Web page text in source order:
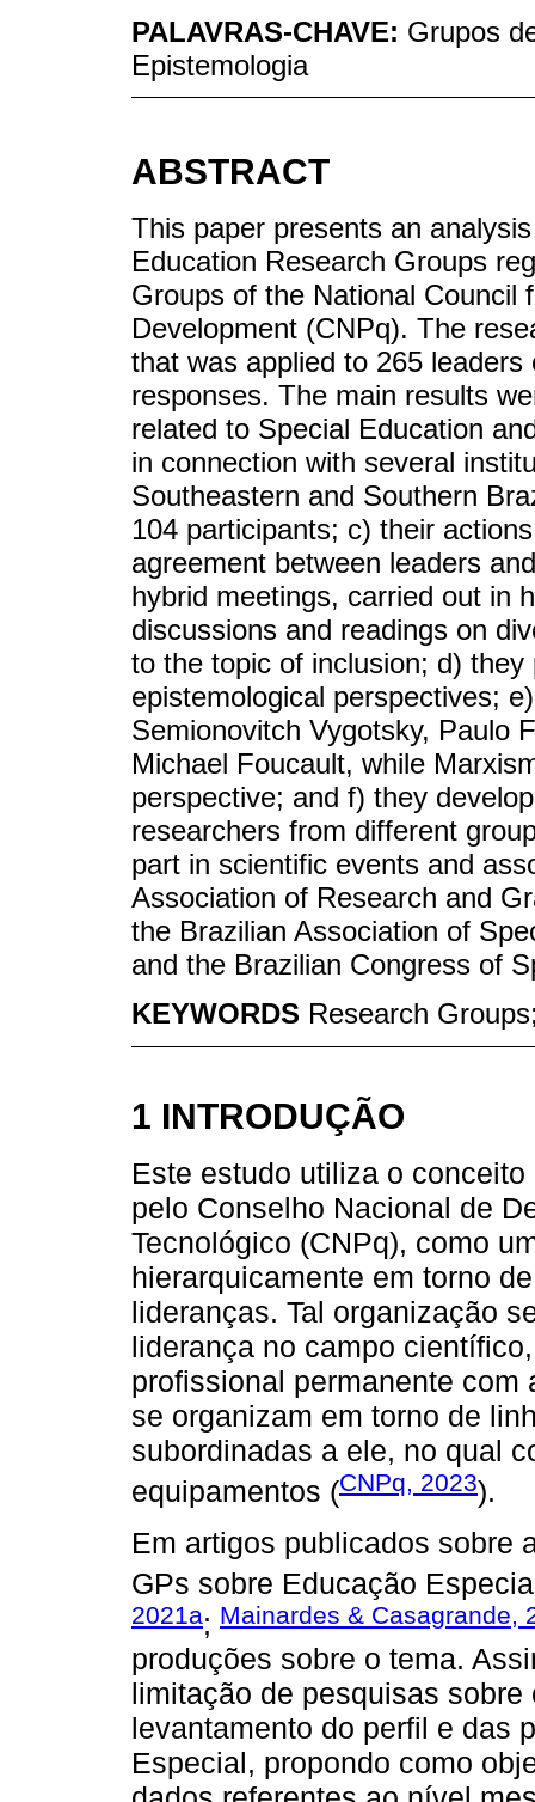
PALAVRAS-CHAVE: Grupos
Epistemologia
ABSTRACT
This paper presents an
Education Research Groups
Groups of the National Council
Development (CNPq). The
that was applied to 265
responses. The main results
related to Special Education
in connection with several
Southeastern and Southern
104 participants; c) their
agreement between leaders
hybrid meetings, carried out in
discussions and readings on
to the topic of inclusion; d)
epistemological perspectives;
Semionovitch Vygotsky, Paulo
Michael Foucault, while
perspective; and f) they
researchers from different
part in scientific events and
Association of Research and
the Brazilian Association of
and the Brazilian Congress of
KEYWORDS Research
1 INTRODUÇÃO
Este estudo utiliza o
pelo Conselho Nacional de
Tecnológico (CNPq), como
hierarquicamente em torno
lideranças. Tal organização
liderança no campo
profissional permanente com
se organizam em torno de
subordinadas a ele, no qual
equipamentos (CNPq, 2023).
Em artigos publicados sobre
GPs sobre Educação
2021a; Mainardes & Casagrande,
produções sobre o tema.
limitação de pesquisas
levantamento do perfil e das
Especial, propondo como